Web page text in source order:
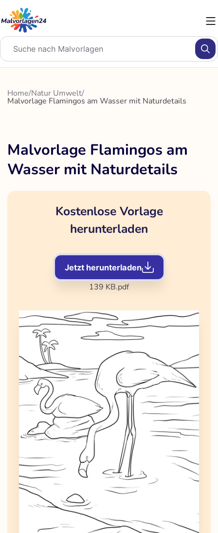
Inhalt
springen
Home/Natur Umwelt/
Malvorlage Flamingos am Wasser mit Naturdetails
Malvorlage Flamingos am
Wasser mit Naturdetails
Kostenlose Vorlage
herunterladen
Jetzt herunterladen
139 KB.pdf